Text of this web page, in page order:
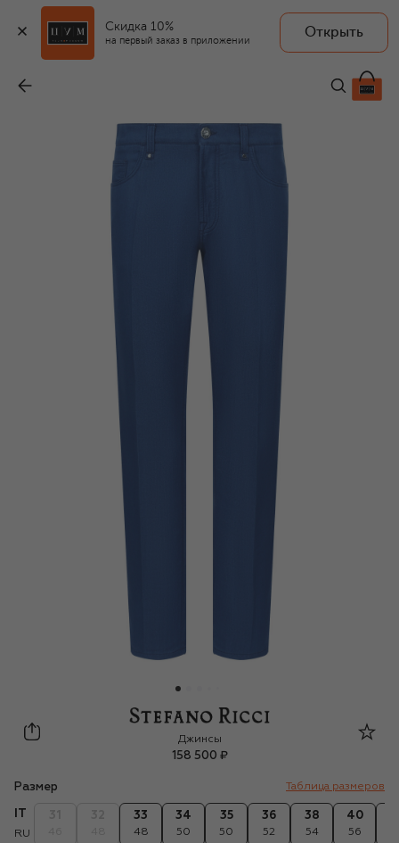
Скидка 10%
на первый заказ в приложении
Открыть
Stefano Ricci
Джинсы
158 500 ₽
Размер Таблица размеров
RU
33
48
34
50
35
50
36
52
38
54
40
56